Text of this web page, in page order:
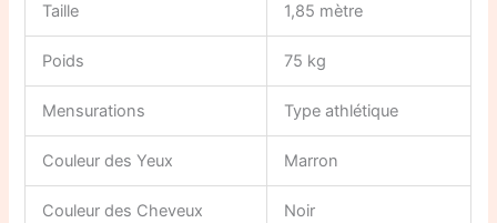
Taille 1,85 mètre
Poids 75 kg
Mensurations Type athlétique
Couleur des Yeux Marron
Couleur des Cheveux Noir